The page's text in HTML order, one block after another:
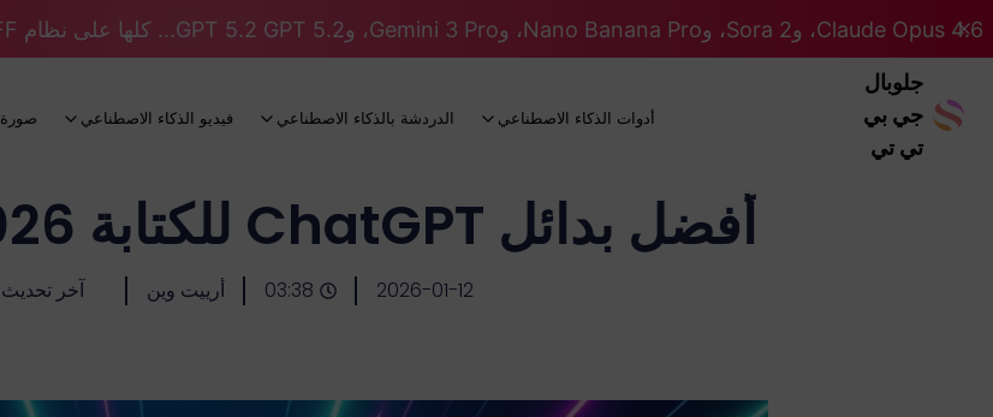
Claude Opus 4.6، وSora 2، وNano Banana Pro، وGemini 3 Pro، وGPT 5.2 GPT 5.2... كلها على نظام Pro. 46% OFF
جلوبال
جي بي
تي تي
أدوات الذكاء الاصطناعي الدردشة بالذكاء الاصطناعي فيديو الذكاء الاصطناعي صورة AI
أفضل بدائل ChatGPT للكتابة 2026: الدليل النهائي
2026-01-12
03:38 أرييت وين آخر تحديث 2026-01-15